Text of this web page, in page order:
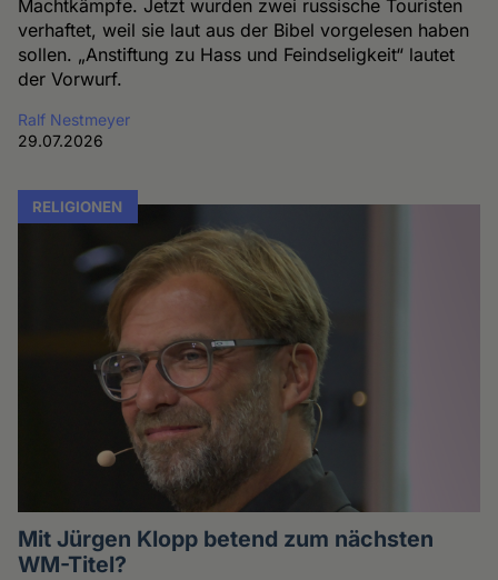
Machtkämpfe. Jetzt wurden zwei russische Touristen
verhaftet, weil sie laut aus der Bibel vorgelesen haben
sollen. „Anstiftung zu Hass und Feindseligkeit“ lautet
der Vorwurf.
Ralf Nestmeyer
29.07.2026
RELIGIONEN
Mit Jürgen Klopp betend zum nächsten
WM-Titel?